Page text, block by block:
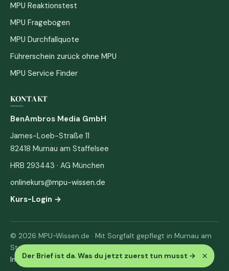
Der Brief ist da. Was du jetzt zuerst tun musst → ×
MPU Reaktionstest
MPU Fragebogen
MPU Durchfallquote
Führerschein zurück ohne MPU
MPU Service Finder
KONTAKT
BenAmbros Media GmbH
James-Loeb-Straße 11
82418 Murnau am Staffelsee
HRB 293443 · AG München
onlinekurs@mpu-wissen.de
Kurs-Login →
© 2026 MPU-Wissen.de · Mit Sorgfalt gepflegt in Murnau am
Staffelsee
Impressum· Datenschutz & AGB